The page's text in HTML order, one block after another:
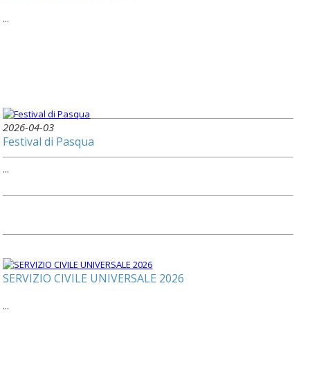
...
2026-04-03
Festival di Pasqua
...
SERVIZIO CIVILE UNIVERSALE 2026
...